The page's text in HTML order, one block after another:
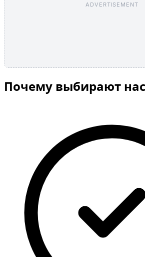
ADVERTISEMENT
Почему выбирают